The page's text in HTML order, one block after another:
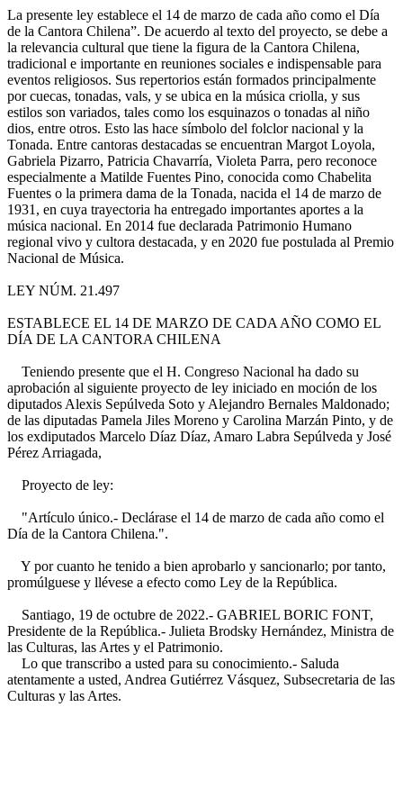
La presente ley establece el 14 de marzo de cada año como el Día
de la Cantora Chilena”. De acuerdo al texto del proyecto, se debe a
la relevancia cultural que tiene la figura de la Cantora Chilena,
tradicional e importante en reuniones sociales e indispensable para
eventos religiosos. Sus repertorios están formados principalmente
por cuecas, tonadas, vals, y se ubica en la música criolla, y sus
estilos son variados, tales como los esquinazos o tonadas al niño
dios, entre otros. Esto las hace símbolo del folclor nacional y la
Tonada. Entre cantoras destacadas se encuentran Margot Loyola,
Gabriela Pizarro, Patricia Chavarría, Violeta Parra, pero reconoce
especialmente a Matilde Fuentes Pino, conocida como Chabelita
Fuentes o la primera dama de la Tonada, nacida el 14 de marzo de
1931, en cuya trayectoria ha entregado importantes aportes a la
música nacional. En 2014 fue declarada Patrimonio Humano
regional vivo y cultora destacada, y en 2020 fue postulada al Premio
Nacional de Música.
LEY NÚM. 21.497
ESTABLECE EL 14 DE MARZO DE CADA AÑO COMO EL
DÍA DE LA CANTORA CHILENA
Teniendo presente que el H. Congreso Nacional ha dado su
aprobación al siguiente proyecto de ley iniciado en moción de los
diputados Alexis Sepúlveda Soto y Alejandro Bernales Maldonado;
de las diputadas Pamela Jiles Moreno y Carolina Marzán Pinto, y de
los exdiputados Marcelo Díaz Díaz, Amaro Labra Sepúlveda y José
Pérez Arriagada,
Proyecto de ley:
"Artículo único.- Declárase el 14 de marzo de cada año como el
Día de la Cantora Chilena.".
Y por cuanto he tenido a bien aprobarlo y sancionarlo; por tanto,
promúlguese y llévese a efecto como Ley de la República.
Santiago, 19 de octubre de 2022.- GABRIEL BORIC FONT,
Presidente de la República.- Julieta Brodsky Hernández, Ministra de
las Culturas, las Artes y el Patrimonio.
Lo que transcribo a usted para su conocimiento.- Saluda
atentamente a usted, Andrea Gutiérrez Vásquez, Subsecretaria de las
Culturas y las Artes.